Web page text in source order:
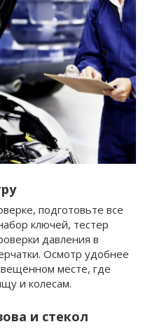
подготовьте все
ключей, тестер
давления в
Осмотр удобнее
месте, где
и колесам.
и стекол